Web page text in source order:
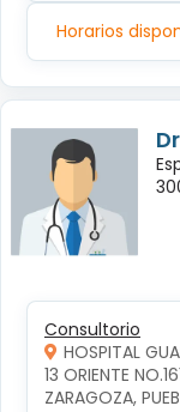
Horarios
Consultorio
HOSPITAL
13 ORIENTE
ZARAGOZA,